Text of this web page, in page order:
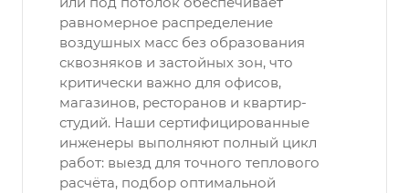
равномерное распределение
воздушных масс без образования
сквозняков и застойных зон, что
критически важно для офисов,
магазинов, ресторанов и квартир-
студий. Наши сертифицированные
инженеры выполняют полный цикл
работ: выезд для точного теплового
расчёта, подбор оптимальной